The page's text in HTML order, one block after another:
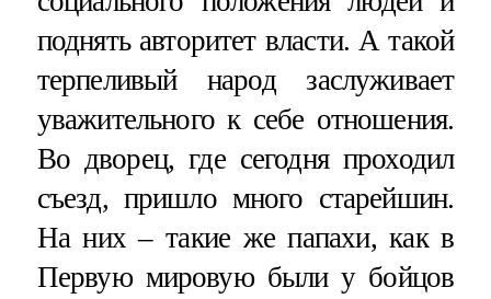
поднять авторитет власти. А такой
терпеливый народ заслуживает
уважительного к себе отношения.
Во дворец, где сегодня проходил
съезд, пришло много старейшин.
На них – такие же папахи, как в
Первую мировую были у бойцов